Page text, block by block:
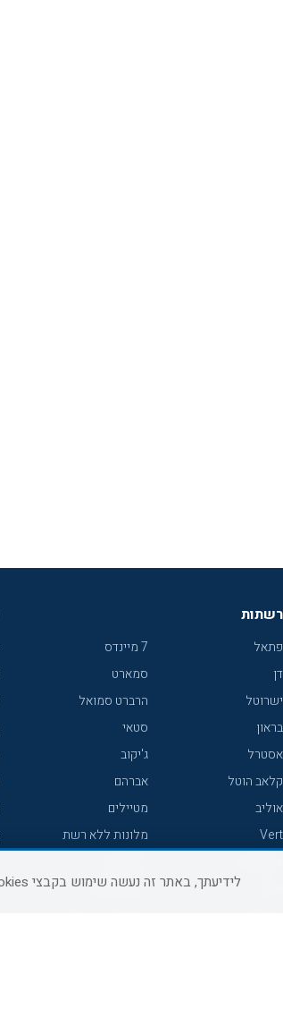
רשתות
פתאל
דן
ישרוטל
בראון
אסטרל
קלאב הוטל
אוליב
Vert
7 מיינדס
סמארט
הרברט סמואל
סטאי
ג'יקוב
אברהם
מטיילים
מלונות ללא רשת
קראון פלאזה
לידיעתך, באתר זה נעשה שימוש בקבצי Cookies המשך גלישה באתר מהווה הסכמה לשימוש זה, למידע נוסף ניתן לעיין